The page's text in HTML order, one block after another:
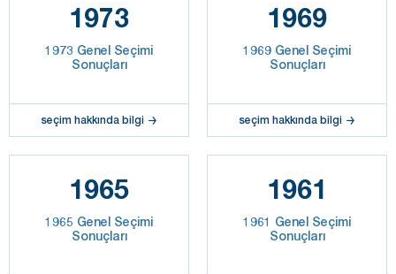
1973
1973 Genel Seçimi
Sonuçları
seçim hakkında bilgi
1969
1969 Genel Seçimi
Sonuçları
seçim hakkında bilgi
1965
1965 Genel Seçimi
Sonuçları
1961
1961 Genel Seçimi
Sonuçları